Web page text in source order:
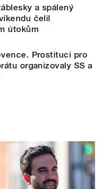
a spálený
čelil
útokům
Prostituci pro
organizovaly SS a